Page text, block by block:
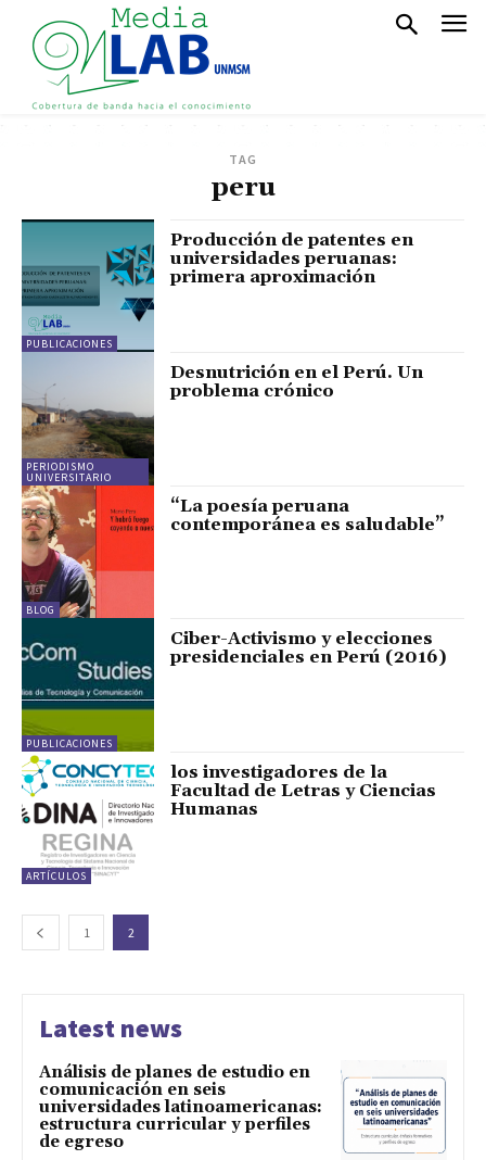
TAG
peru
PUBLICACIONES
Producción de patentes en
universidades peruanas:
primera aproximación
PERIODISMO
UNIVERSITARIO
Desnutrición en el Perú. Un
problema crónico
BLOG
“La poesía peruana
contemporánea es saludable”
PUBLICACIONES
Ciber-Activismo y elecciones
presidenciales en Perú (2016)
ARTÍCULOS
los investigadores de la
Facultad de Letras y Ciencias
Humanas
1 2
Latest news
Análisis de planes de estudio en
comunicación en seis
universidades latinoamericanas:
estructura curricular y perfiles
de egreso